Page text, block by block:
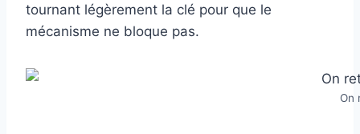
tournant légèrement la clé pour que le
mécanisme ne bloque pas.
On